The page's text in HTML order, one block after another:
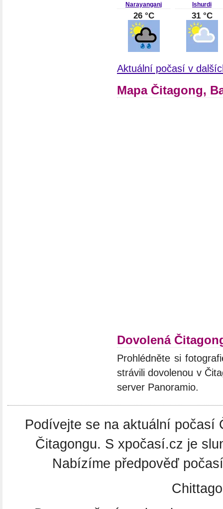
Narayanganj
26 °C
Ishurdi
31 °C
Aktuální počasí v
Mapa Čitagong,
Dovolená
Prohlédněte si
strávili dovolenou v
server Panoramio.
Podívejte se na aktuální počasí
Čitagongu. S xpočasí.cz je
Nabízíme předpověď